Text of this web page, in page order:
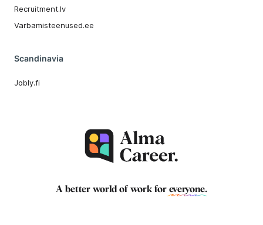
Recruitment.lv
Varbamisteenused.ee
Scandinavia
Jobly.fi
A better world of work for everyone.